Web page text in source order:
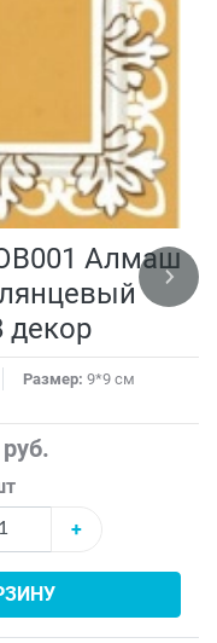
Алмаш
декор
Размер: 9*9 см
+